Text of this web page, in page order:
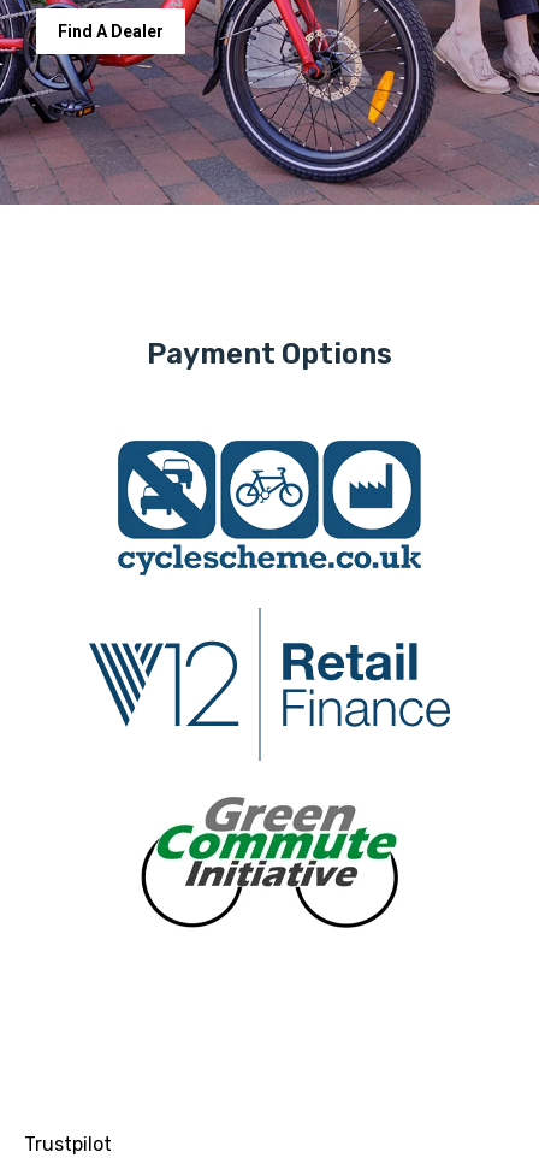
Find A Dealer
Payment Options
Trustpilot